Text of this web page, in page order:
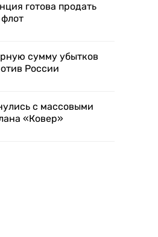
готова продать
сумму убытков
России
с массовыми
«Ковер»